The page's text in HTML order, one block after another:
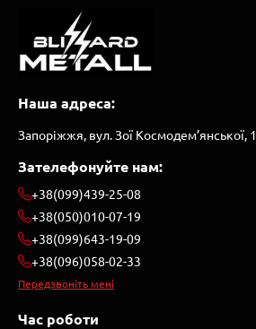
Наша адреса:
Запоріжжя, вул. Зої Космодем’янської, 1
Зателефонуйте нам:
+38(099)439-25-08
+38(050)010-07-19
+38(099)643-19-09
+38(096)058-02-33
Передзвоніть мені
Час роботи